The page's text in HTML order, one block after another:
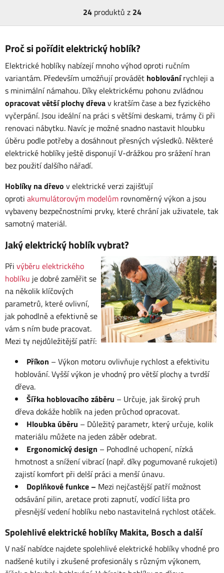
24produktů z 24
Proč si pořídit elektrický hoblík?
Elektrické hoblíky nabízejí mnoho výhod oproti ručním
variantám. Především umožňují provádět hoblovánírychleji a
s minimální námahou. Díky elektrickému pohonu zvládnou
opracovat větší plochy dřevav kratším čase a bez fyzického
vyčerpání. Jsou ideální na práci s většími deskami, trámy či při
renovaci nábytku. Navíc je možné snadno nastavit hloubku
úběru podle potřeby a dosáhnout přesných výsledků. Některé
elektrické hoblíky ještě disponují V-drážkou pro srážení hran
bez použití dalšího nářadí.
Hoblíky na dřevo v elektrické verzi zajišťují
oproti akumulátorovým modelům rovnoměrný výkon a jsou
vybaveny bezpečnostními prvky, které chrání jak uživatele, tak
samotný materiál.
Jaký elektrický hoblík vybrat?
Při výběru elektrického
hoblíku je dobré zaměřit se
na několik klíčových
parametrů, které ovlivní,
jak pohodlně a efektivně se
vám s ním bude pracovat.
Mezi ty nejdůležitější patří:
Příkon – Výkon motoru ovlivňuje rychlost a efektivitu
hoblování. Vyšší výkon je vhodný pro větší plochy a tvrdší
dřeva.
Šířka hoblovacího záběru – Určuje, jak široký pruh
dřeva dokáže hoblík na jeden průchod opracovat.
Hloubka úběru – Důležitý parametr, který určuje, kolik
materiálu můžete na jeden záběr odebrat.
Ergonomický design – Pohodlné uchopení, nízká
hmotnost a snížení vibrací (např. díky pogumované rukojeti)
zajistí komfort při delší práci a menší únavu.
Doplňkové funkce – Mezi nejčastější patří možnost
odsávání pilin, aretace proti zapnutí, vodící lišta pro
přesnější vedení hoblíku nebo nastavitelná rychlost otáček.
Spolehlivé elektrické hoblíky Makita, Bosch a další
V naší nabídce najdete spolehlivé elektrické hoblíky vhodné pro
nadšené kutily i zkušené profesionály s různým výkonem,